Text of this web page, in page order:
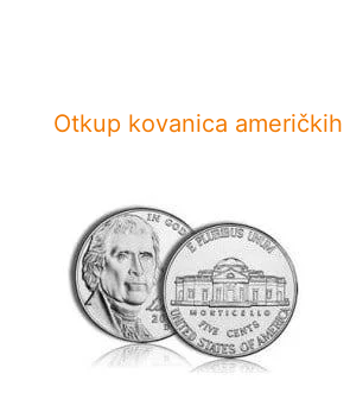
Otkup kovanica